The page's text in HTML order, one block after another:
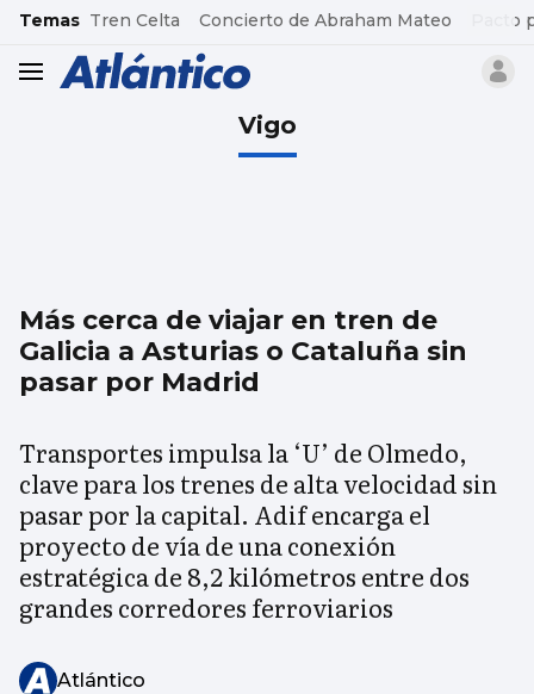
common.go-to-content
Temas Tren Celta Concierto de Abraham Mateo Pacto
header.menu.open
Vigo
Más cerca de viajar en tren de
Galicia a Asturias o Cataluña sin
pasar por Madrid
Transportes impulsa la ‘U’ de Olmedo,
clave para los trenes de alta velocidad sin
pasar por la capital. Adif encarga el
proyecto de vía de una conexión
estratégica de 8,2 kilómetros entre dos
grandes corredores ferroviarios
Atlántico